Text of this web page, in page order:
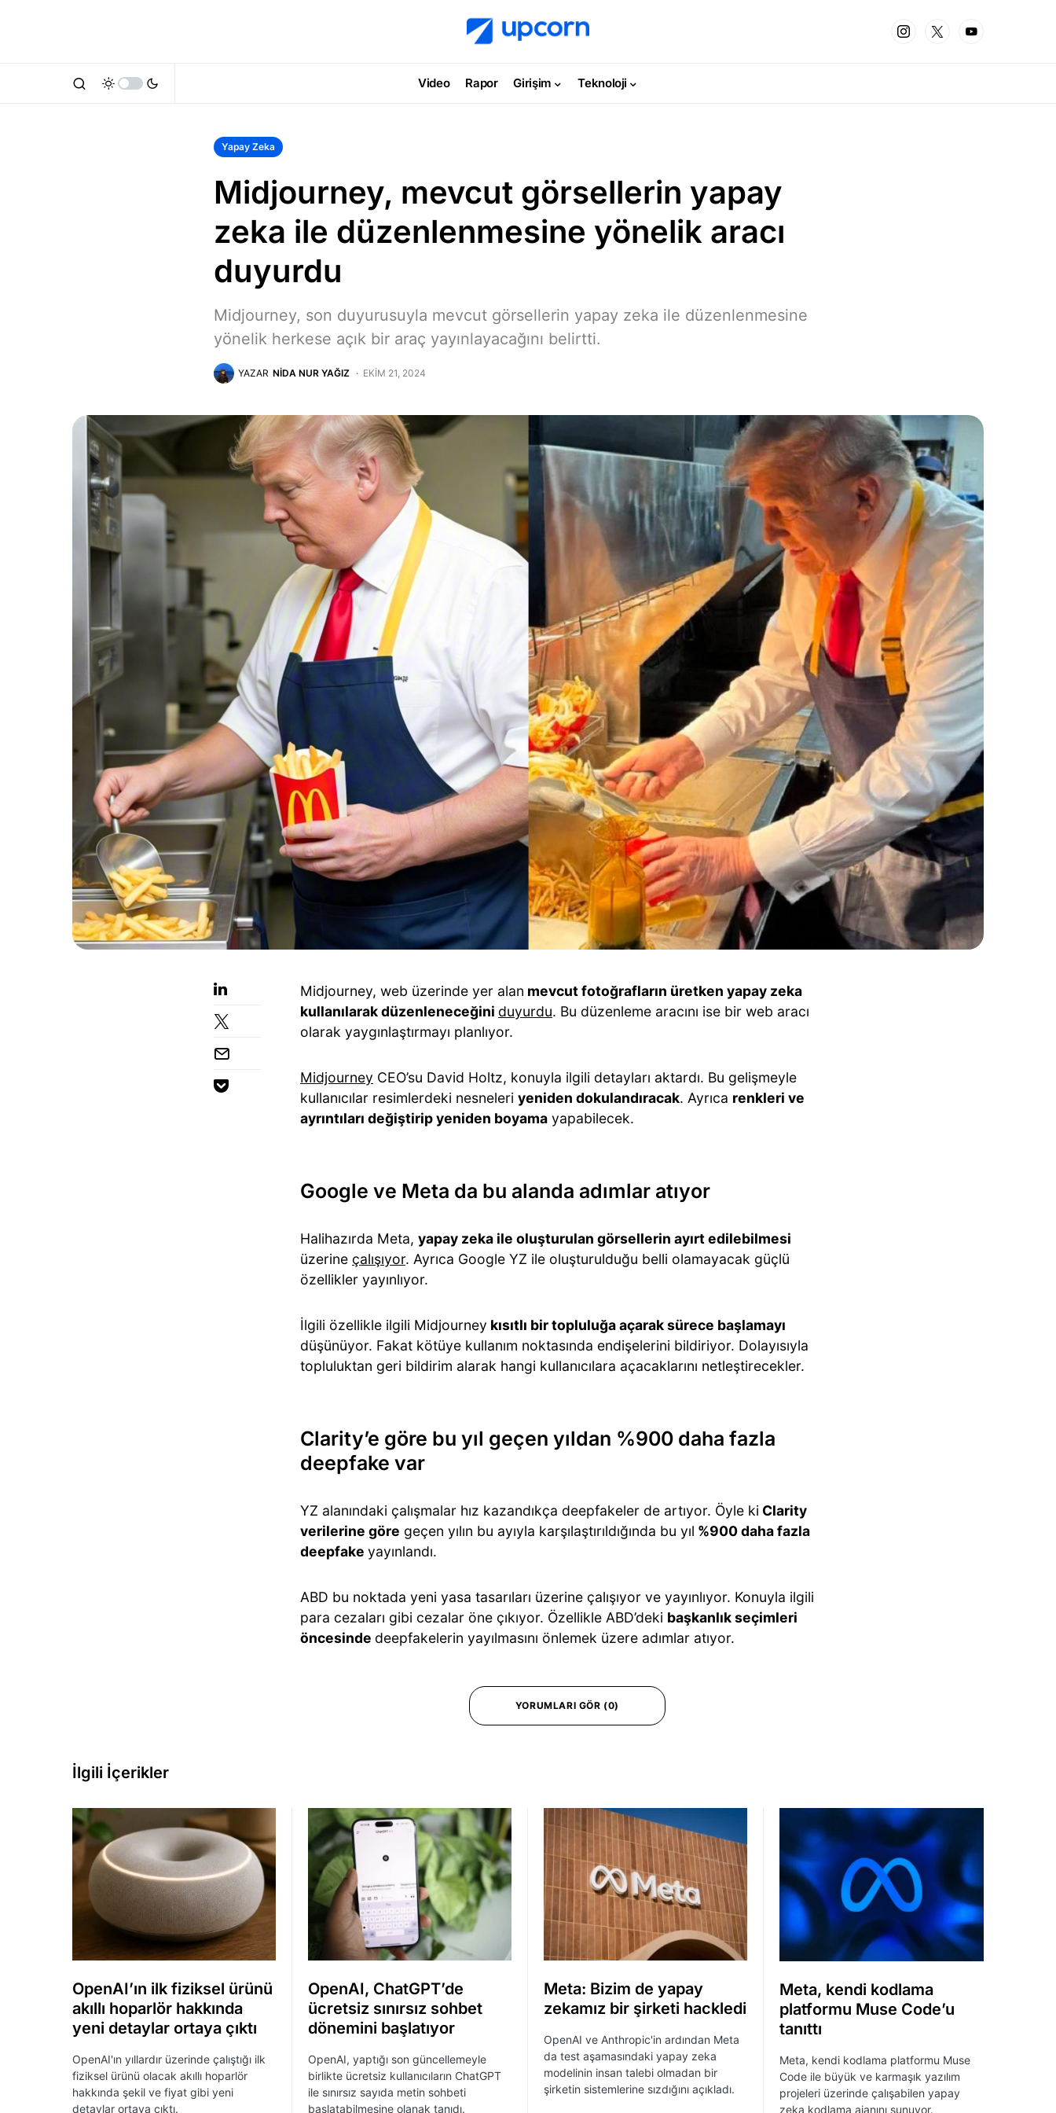
Video Rapor Girişim Teknoloji
Yapay Zeka
Midjourney, mevcut görsellerin yapay
zeka ile düzenlenmesine yönelik aracı
duyurdu
Midjourney, son duyurusuyla mevcut görsellerin yapay zeka ile düzenlenmesine
yönelik herkese açık bir araç yayınlayacağını belirtti.
YAZAR NIDA NUR YAĞIZ EKIM 21, 2024
Midjourney, web üzerinde yer alan mevcut fotoğrafların üretken yapay zeka
kullanılarak düzenleneceğini duyurdu. Bu düzenleme aracını ise bir web aracı
olarak yaygınlaştırmayı planlıyor.
Midjourney CEO’su David Holtz, konuyla ilgili detayları aktardı. Bu gelişmeyle
kullanıcılar resimlerdeki nesneleri yeniden dokulandıracak. Ayrıca renkleri ve
ayrıntıları değiştirip yeniden boyama yapabilecek.
Google ve Meta da bu alanda adımlar atıyor
Halihazırda Meta, yapay zeka ile oluşturulan görsellerin ayırt edilebilmesi
üzerine çalışıyor. Ayrıca Google YZ ile oluşturulduğu belli olamayacak güçlü
özellikler yayınlıyor.
İlgili özellikle ilgili Midjourney kısıtlı bir topluluğa açarak sürece başlamayı
düşünüyor. Fakat kötüye kullanım noktasında endişelerini bildiriyor. Dolayısıyla
topluluktan geri bildirim alarak hangi kullanıcılara açacaklarını netleştirecekler.
Clarity’e göre bu yıl geçen yıldan %900 daha fazla
deepfake var
YZ alanındaki çalışmalar hız kazandıkça deepfakeler de artıyor. Öyle ki Clarity
verilerine göre geçen yılın bu ayıyla karşılaştırıldığında bu yıl %900 daha fazla
deepfake yayınlandı.
ABD bu noktada yeni yasa tasarıları üzerine çalışıyor ve yayınlıyor. Konuyla ilgili
para cezaları gibi cezalar öne çıkıyor. Özellikle ABD’deki başkanlık seçimleri
öncesinde deepfakelerin yayılmasını önlemek üzere adımlar atıyor.
YORUMLARI GÖR (0)
İlgili İçerikler
OpenAI’ın ilk fiziksel ürünü
akıllı hoparlör hakkında
yeni detaylar ortaya çıktı
OpenAI'ın yıllardır üzerinde çalıştığı ilk
fiziksel ürünü olacak akıllı hoparlör
hakkında şekil ve fiyat gibi yeni
detaylar ortaya çıktı.
OpenAI, ChatGPT’de
ücretsiz sınırsız sohbet
dönemini başlatıyor
OpenAI, yaptığı son güncellemeyle
birlikte ücretsiz kullanıcıların ChatGPT
ile sınırsız sayıda metin sohbeti
başlatabilmesine olanak tanıdı.
Meta: Bizim de yapay
zekamız bir şirketi hackledi
OpenAI ve Anthropic'in ardından Meta
da test aşamasındaki yapay zeka
modelinin insan talebi olmadan bir
şirketin sistemlerine sızdığını açıkladı.
Meta, kendi kodlama
platformu Muse Code’u
tanıttı
Meta, kendi kodlama platformu Muse
Code ile büyük ve karmaşık yazılım
projeleri üzerinde çalışabilen yapay
zeka kodlama ajanını sunuyor.